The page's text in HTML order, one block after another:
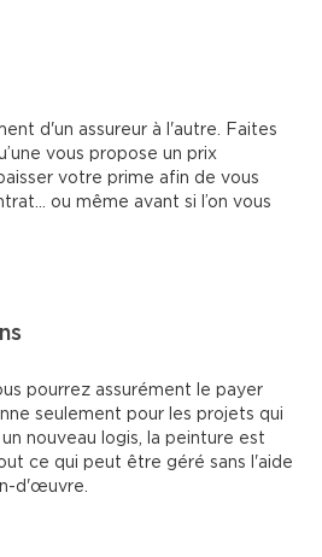
d'un assureur à l'autre. Faites
vous propose un prix
votre prime afin de vous
ou même avant si l’on vous
pourrez assurément le payer
seulement pour les projets qui
nouveau logis, la peinture est
ce qui peut être géré sans l'aide
d'œuvre.